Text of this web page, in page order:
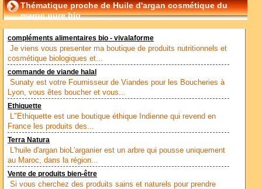
Thématique proche de Huile d'argan cosmétique du
maroc pure bio
compléments alimentaires bio - vivalaforme
Je viens vous presenter ma boutique de produits nutritionnels et
cosmétique biologiques et...
commande de viande halal
Sunaty est votre Fournisseur de Viandes pour les Boucheries à
Lyon, vous êtes boucher et vous...
Ethiquette
L"Ethiquette est une boutique éthique Indienne qui revend en
France les produits des...
Terra Natura
L'huile d'argan bioL'arganier est un arbre qui pousse uniquement
au Maroc, dans la région...
Vente de produits bien-être
Si vous cherchez des produits sains et naturels pour prendre